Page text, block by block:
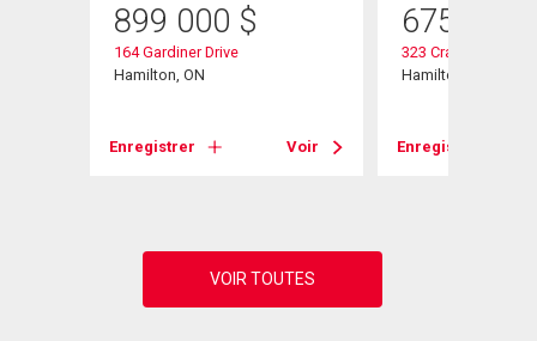
899 000 $
164 Gardiner Drive
Hamilton, ON
Enregistrer Voir
675 000
323 Cranbrook
Hamilton, ON
Enregistrer